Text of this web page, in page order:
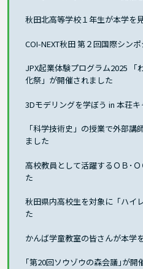
秋田北高等学校１年生が本学を
COI-NEXT秋田 第２回国際シン
JPX起業体験プログラム2025
化祭」が開催されました
3Dモデリングを学ぼう in 本荘
「科学技術史」の授業で外部講
ました
高校教員として活躍するＯＢ･
た
秋田県内高校生を対象に「ハイ
た
かんば学童教室の皆さんが本学
｢第20回ソウゾウの森会議｣が開